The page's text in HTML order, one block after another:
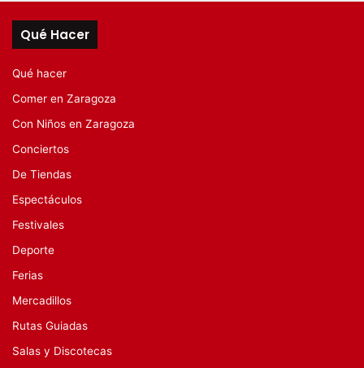
Qué Hacer
Qué hacer
Comer en Zaragoza
Con Niños en Zaragoza
Conciertos
De Tiendas
Espectáculos
Festivales
Deporte
Ferias
Mercadillos
Rutas Guiadas
Salas y Discotecas